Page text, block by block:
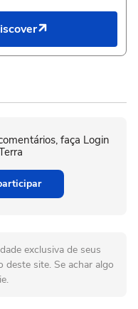
faça Login
exclusiva de seus
deste site. Se achar algo